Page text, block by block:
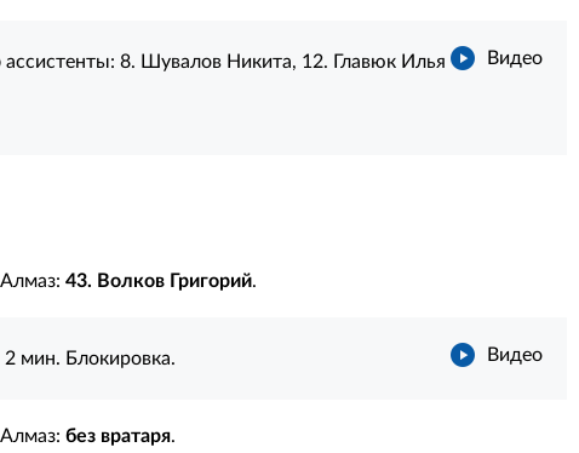
Видео
ассистенты: 8. Шувалов Никита, 12. Главюк Илья
43. Волков Григорий.
Видео
2 мин. Блокировка.
без вратаря.